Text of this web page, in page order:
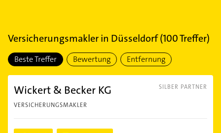
Versicherungsmaklerin Düsseldorf(100Treffer)
Beste Treffer Bewertung Entfernung
SILBER PARTNER
Wickert & Becker KG
VERSICHERUNGSMAKLER